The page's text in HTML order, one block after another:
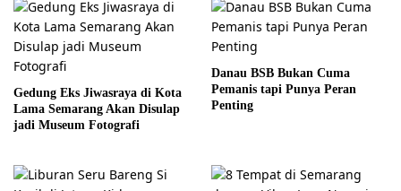
Gedung Eks Jiwasraya di Kota
Lama Semarang Akan Disulap
jadi Museum Fotografi
Danau BSB Bukan Cuma
Pemanis tapi Punya Peran
Penting